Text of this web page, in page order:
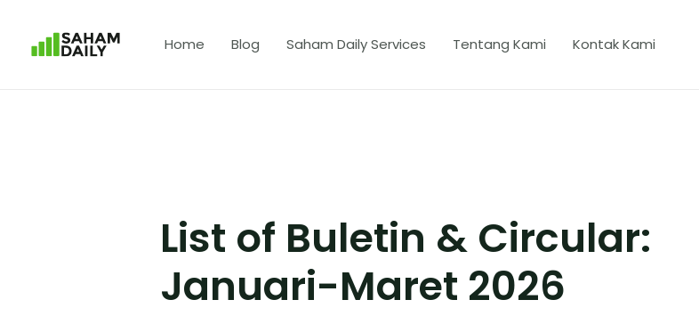
Home Blog Saham Daily Services Tentang Kami Kontak Kami
List of Buletin & Circular:
Januari-Maret 2026